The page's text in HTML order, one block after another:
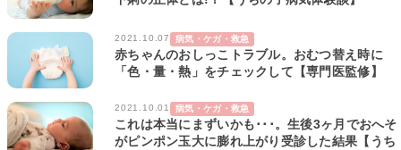
2021.10.07 病気・ケガ・救急
赤ちゃんのおしっこトラブル。おむつ替え時に
「色・量・熱」をチェックして【専門医監修】
2021.10.01 病気・ケガ・救急
これは本当にまずいかも･･･。生後3ヶ月でおへそ
がピンポン玉大に膨れ上がり受診した結果【うち